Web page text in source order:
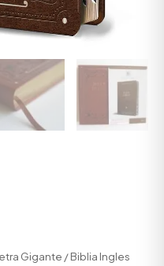
Gigante / Biblia Ingles